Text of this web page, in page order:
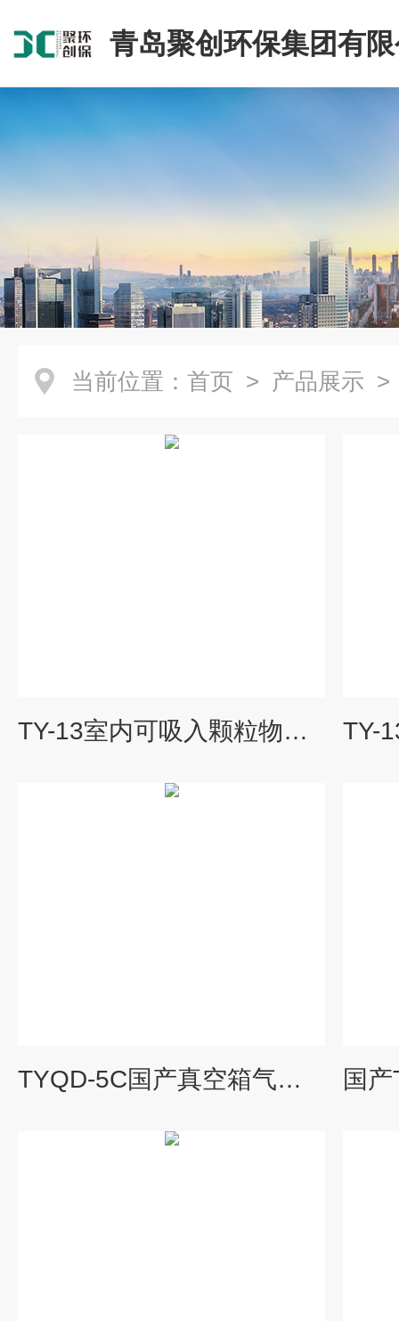
青岛聚创环保集团有
当前位置： 首页 > 产品展示
TY-13室内可吸入颗粒物采样仪
TYQD-5C国产真空箱气袋采样仪